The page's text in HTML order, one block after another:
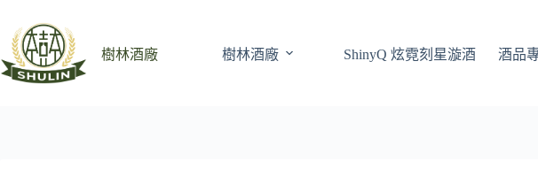
主
要
樹林酒廠 樹林酒廠 ShinyQ 炫霓刻星漩酒 酒品